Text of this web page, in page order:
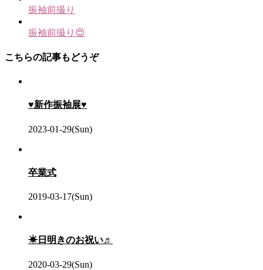
振袖前撮り
振袖前撮り😍
こちらの記事もどうぞ
♥新作振袖展♥
2023-01-29(Sun)
卒業式
2019-03-17(Sun)
☀日明きのお祝い♬
2020-03-29(Sun)